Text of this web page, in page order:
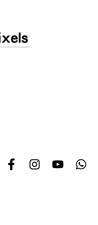
F
a
I Y W